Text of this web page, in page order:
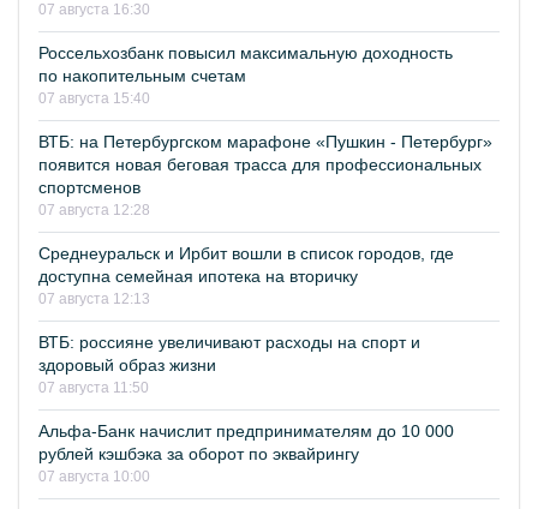
07 августа 16:30
Россельхозбанк повысил максимальную доходность
по накопительным счетам
07 августа 15:40
ВТБ: на Петербургском марафоне «Пушкин - Петербург»
появится новая беговая трасса для профессиональных
спортсменов
07 августа 12:28
Среднеуральск и Ирбит вошли в список городов, где
доступна семейная ипотека на вторичку
07 августа 12:13
ВТБ: россияне увеличивают расходы на спорт и
здоровый образ жизни
07 августа 11:50
Альфа-Банк начислит предпринимателям до 10 000
рублей кэшбэка за оборот по эквайрингу
07 августа 10:00